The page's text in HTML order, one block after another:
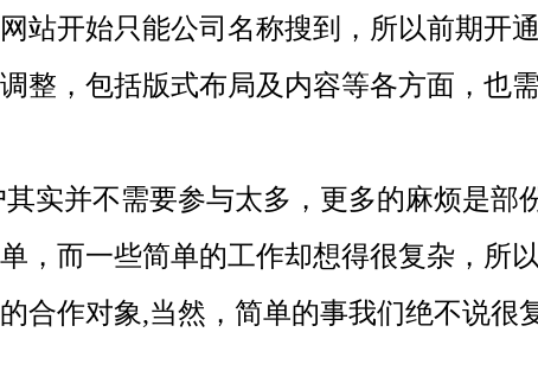
站开始只能公司名称搜到，所以前期开
整，包括版式布局及内容等各方面，也
实并不需要参与太多，更多的麻烦是部
，而一些简单的工作却想得很复杂，所
合作对象,当然，简单的事我们绝不说很